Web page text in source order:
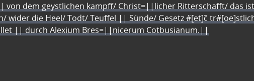
von dem geystlichen kampff/ Christ=||licher Ritterschafft/ das
wider die Heel/ Todt/ Teuffel || Sünde/ Gesetz #[et]c̃
|| durch Alexium Bres=||nicerum Cotbusianum.||